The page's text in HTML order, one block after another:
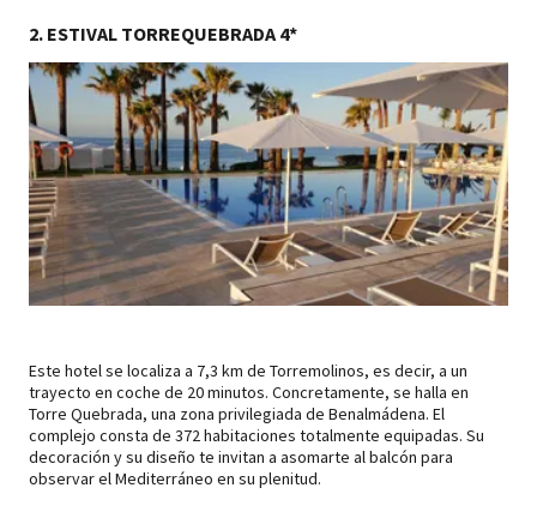
2. ESTIVAL TORREQUEBRADA 4*
Este hotel se localiza a 7,3 km de Torremolinos, es decir, a un
trayecto en coche de 20 minutos. Concretamente, se halla en
Torre Quebrada, una zona privilegiada de Benalmádena. El
complejo consta de 372 habitaciones totalmente equipadas. Su
decoración y su diseño te invitan a asomarte al balcón para
observar el Mediterráneo en su plenitud.